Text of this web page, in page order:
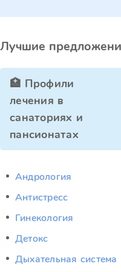
Лучшие
🏥 Профили
лечения в
санаториях и
пансионатах
Андрология
Антистресс
Гинекология
Детокс
Дыхательная система